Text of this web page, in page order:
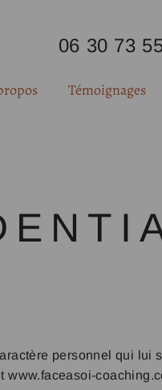
06 30 73
Formule
Témoignages
personnel qui lui
www.faceasoi-